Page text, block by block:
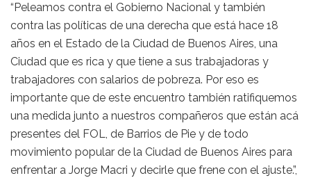
“Peleamos contra el Gobierno Nacional y también
contra las políticas de una derecha que está hace 18
años en el Estado de la Ciudad de Buenos Aires, una
Ciudad que es rica y que tiene a sus trabajadoras y
trabajadores con salarios de pobreza. Por eso es
importante que de este encuentro también ratifiquemos
una medida junto a nuestros compañeros que están acá
presentes del FOL, de Barrios de Pie y de todo
movimiento popular de la Ciudad de Buenos Aires para
enfrentar a Jorge Macri y decirle que frene con el ajuste.”,